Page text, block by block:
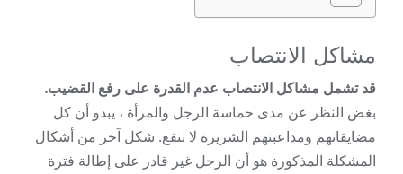
مشاكل الانتصاب
قد تشمل مشاكل الانتصاب عدم القدرة على رفع القضيب.
بغض النظر عن مدى حماسة الرجل والمرأة ، يبدو أن كل
مضايقاتهم ومداعبتهم الشريرة لا تنفع. شكل آخر من أشكال
المشكلة المذكورة هو أن الرجل غير قادر على إطالة فترة